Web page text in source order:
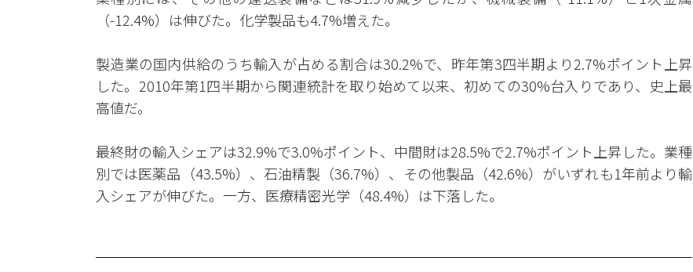
（-12.4%）は伸びた。化学製品も4.7%増えた。
製造業の国内供給のうち輸入が占める割合は30.2%で、昨年第3四半期より2.7%ポイント上昇
した。2010年第1四半期から関連統計を取り始めて以来、初めての30%台入りであり、史上最
高値だ。
最終財の輸入シェアは32.9%で3.0%ポイント、中間財は28.5%で2.7%ポイント上昇した。業種
別では医薬品（43.5%）、石油精製（36.7%）、その他製品（42.6%）がいずれも1年前より輸
入シェアが伸びた。一方、医療精密光学（48.4%）は下落した。